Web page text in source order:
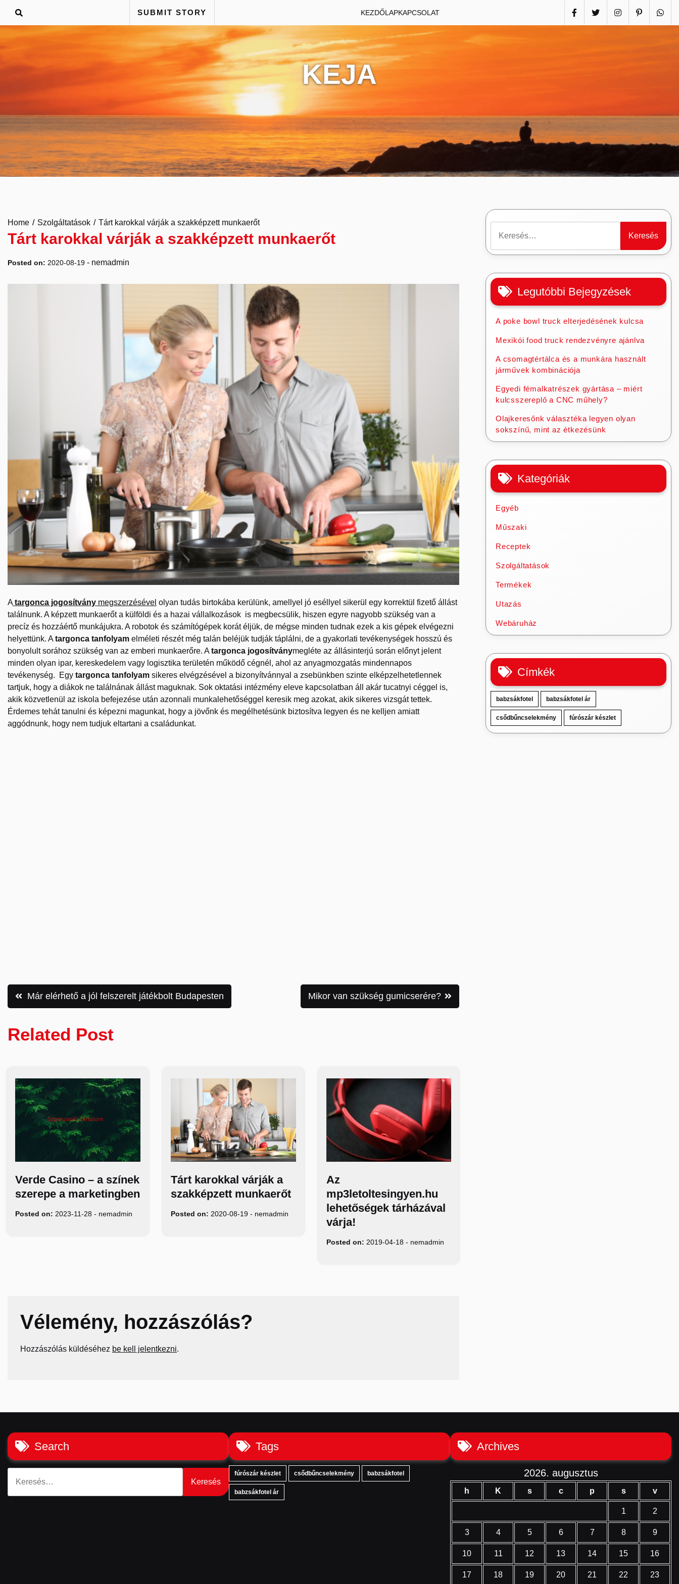
content
SUBMIT STORY KEZDŐLAPKAPCSOLAT
KEJA
Home Szolgáltatások Tárt karokkal várják a szakképzett munkaerőt
Tárt karokkal várják a szakképzett munkaerőt
Posted on: 2020-08-19 - nemadmin
A targonca jogosítvány megszerzésével olyan tudás birtokába kerülünk, amellyel jó eséllyel sikerül egy korrektül fizető állást
találnunk. A képzett munkaerőt a külföldi és a hazai vállalkozások is megbecsülik, hiszen egyre nagyobb szükség van a
precíz és hozzáértő munkájukra. A robotok és számítógépek korát éljük, de mégse minden tudnak ezek a kis gépek elvégezni
helyettünk. Atargonca tanfolyam elméleti részét még talán beléjük tudják táplálni, de a gyakorlati tevékenységek hosszú és
bonyolult sorához szükség van az emberi munkaerőre. Atargonca jogosítványmegléte az állásinterjú során előnyt jelent
minden olyan ipar, kereskedelem vagy logisztika területén működő cégnél, ahol az anyagmozgatás mindennapos
tevékenység. Egy targonca tanfolyam sikeres elvégzésével a bizonyítvánnyal a zsebünkben szinte elképzelhetetlennek
tartjuk, hogy a diákok ne találnának állást maguknak. Sok oktatási intézmény eleve kapcsolatban áll akár tucatnyi céggel is,
akik közvetlenül az iskola befejezése után azonnali munkalehetőséggel keresik meg azokat, akik sikeres vizsgát tettek.
Érdemes tehát tanulni és képezni magunkat, hogy a jövőnk és megélhetésünk biztosítva legyen és ne kelljen amiatt
aggódnunk, hogy nem tudjuk eltartani a családunkat.
Bejegyzés
navigáció
Már elérhető a jól felszerelt játékbolt Budapesten Mikor van szükség gumicserére?
Related Post
Verde Casino – a színek
szerepe a marketingben
Posted on: 2023-11-28 - nemadmin
Tárt karokkal várják a
szakképzett munkaerőt
Posted on: 2020-08-19- nemadmin
Az
mp3letoltesingyen.hu
lehetőségek tárházával
várja!
Posted on: 2019-04-18 - nemadmin
Vélemény, hozzászólás?
Hozzászólás küldéséhez be kell jelentkezni.
Legutóbbi Bejegyzések
A poke bowl truck elterjedésének kulcsa
Mexikói food truck rendezvényre ajánlva
A csomagtértálca és a munkára használt
járművek kombinációja
Egyedi fémalkatrészek gyártása – miért
kulcsszereplő a CNC műhely?
Olajkeresőnk választéka legyen olyan
sokszínű, mint az étkezésünk
Kategóriák
Egyéb
Műszaki
Receptek
Szolgáltatások
Termékek
Utazás
Webáruház
Címkék
babzsákfotel babzsákfotel ár
csődbűncselekmény fúrószár készlet
Search Tags
fúrószár készlet csődbűncselekmény babzsákfotel
babzsákfotel ár
Archives
2026. augusztus
h K s c p s v
1 2
3 4 5 6 7 8 9
10 11 12 13 14 15 16
17 18 19 20 21 22 23